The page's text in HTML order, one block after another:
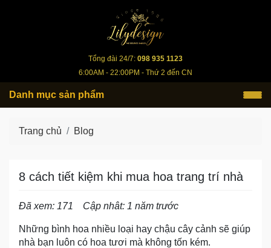
lilydesign.vn
Tổng đài 24/7: 098 935 1123
6:00AM - 22:00PM - Thứ 2 đến CN
Danh mục sản phẩm
Trang chủ Blog
8 cách tiết kiệm khi mua hoa trang trí nhà
Đã xem: 171 Cập nhât: 1 năm trước
Những bình hoa nhiều loại hay chậu cây cảnh sẽ giúp
nhà bạn luôn có hoa tươi mà không tốn kém.